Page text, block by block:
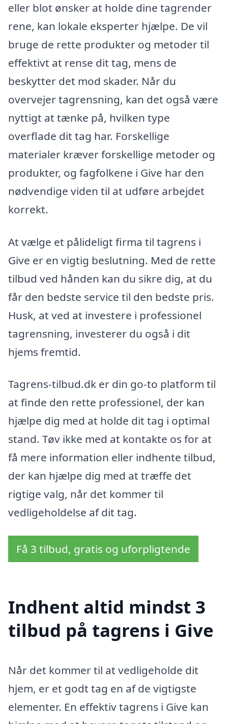
eller blot ønsker at holde dine tagrender
rene, kan lokale eksperter hjælpe. De vil
bruge de rette produkter og metoder til
effektivt at rense dit tag, mens de
beskytter det mod skader. Når du
overvejer tagrensning, kan det også være
nyttigt at tænke på, hvilken type
overflade dit tag har. Forskellige
materialer kræver forskellige metoder og
produkter, og fagfolkene i Give har den
nødvendige viden til at udføre arbejdet
korrekt.
At vælge et pålideligt firma til tagrens i
Give er en vigtig beslutning. Med de rette
tilbud ved hånden kan du sikre dig, at du
får den bedste service til den bedste pris.
Husk, at ved at investere i professionel
tagrensning, investerer du også i dit
hjems fremtid.
Tagrens-tilbud.dk er din go-to platform til
at finde den rette professionel, der kan
hjælpe dig med at holde dit tag i optimal
stand. Tøv ikke med at kontakte os for at
få mere information eller indhente tilbud,
der kan hjælpe dig med at træffe det
rigtige valg, når det kommer til
vedligeholdelse af dit tag.
Få 3 tilbud, gratis og uforpligtende
Indhent altid mindst 3
tilbud på tagrens i Give
Når det kommer til at vedligeholde dit
hjem, er et godt tag en af de vigtigste
elementer. En effektiv tagrens i Give kan